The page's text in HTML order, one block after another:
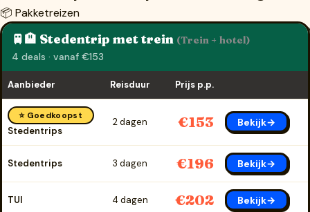
📦 Pakketreizen
🚆🏨 Stedentrip met trein (Trein + hotel)
4 deals · vanaf €153
Aanbieder Reisduur Prijs p.p.
⭐ Goedkoopst
Stedentrips
2 dagen €153 Bekijk→
Stedentrips 3 dagen €196 Bekijk→
TUI 4 dagen €202 Bekijk→